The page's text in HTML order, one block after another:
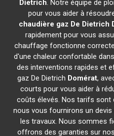
Dietrich. Notre équipe de
pour vous aider à
chaudière gaz De Dietrich
rapidement pour vous
chauffage fonctionne
d'une chaleur confortable
des interventions rapides et
gaz De Dietrich Domérat,
courts pour vous aider à
coûts élevés. Nos tarifs
nous vous fournirons un
les travaux. Nous sommes
offrons des garanties sur